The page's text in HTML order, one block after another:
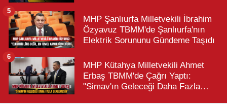
MHP Şanlıurfa Milletvekili İbrahim
Özyavuz TBMM'de Şanlıurfa'nın
Elektrik Sorununu Gündeme Taşıdı
5
MHP Kütahya Milletvekili Ahmet
Erbaş TBMM'de Çağrı Yaptı:
"Simav'ın Geleceği Daha Fazla
6